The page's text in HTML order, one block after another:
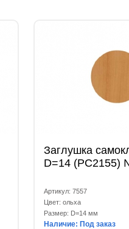
Заглушка
D=14 (РС2155)
Артикул: 7557
Цвет: ольха
Размер: D=14 мм
Наличие: Под заказ